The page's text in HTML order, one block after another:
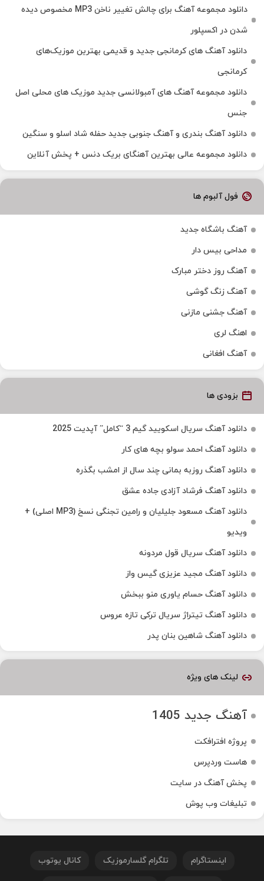
دانلود مجموعه آهنگ برای چالش تغییر ناخن MP3 مخصوص دیده
شدن در اکسپلور
دانلود آهنگ‌ های کرمانجی جدید و قدیمی بهترین موزیک‌های
کرمانجی
دانلود مجموعه آهنگ های آمبولانسی جدید موزیک های محلی اصل
جنس
دانلود آهنگ بندری و آهنگ جنوبی جدید حفله شاد اسلو و سنگین
دانلود مجموعه عالی بهترین آهنگای بریک دنس + پخش آنلاین
فول آلبوم ها
آهنگ باشگاه جدید
مداحی بیس دار
آهنگ روز دختر مبارک
آهنگ زنگ گوشی
آهنگ جشنی مازنی
اهنگ لری
آهنگ افغانی
بزودی ها
دانلود آهنگ سریال اسکویید گیم 3 “کامل” آپدیت 2025
دانلود آهنگ احمد سولو بچه های کار
دانلود آهنگ روزبه بمانی چند سال از امشب بگذره
دانلود آهنگ فرشاد آزادی جاده عشق
دانلود آهنگ مسعود جلیلیان و رامین تجنگی نسخ (MP3 اصلی) +
ویدیو
دانلود آهنگ سریال قول مردونه
دانلود آهنگ مجید عزیزی گیس واز
دانلود آهنگ حسام یاوری منو ببخش
دانلود آهنگ تیتراژ سریال ترکی تازه عروس
دانلود آهنگ شاهین بنان پدر
لینک های ویژه
آهنگ جدید 1405
پروژه افترافکت
هاست وردپرس
پخش آهنگ در سایت
تبلیغات وب پوش
اینستاگرام تلگرام گلسارموزیک کانال یوتوب